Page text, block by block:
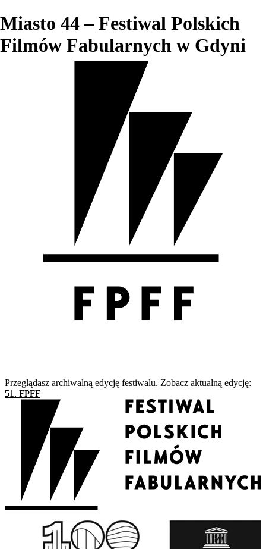
Miasto 44 – Festiwal Polskich
Filmów Fabularnych w Gdyni
Przeglądasz archiwalną edycję festiwalu. Zobacz aktualną edycję:
51. FPFF